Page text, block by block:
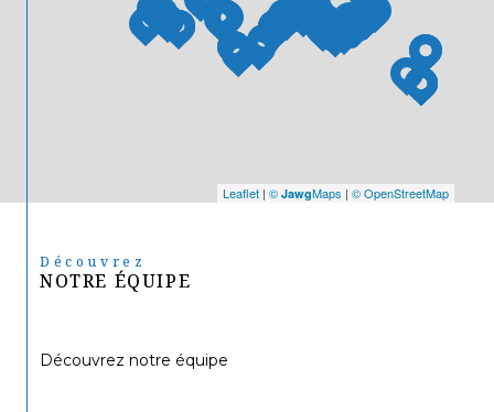
Leaflet | © JawgMaps | © OpenStreetMap
Découvrez
NOTRE ÉQUIPE
Découvrez notre équipe